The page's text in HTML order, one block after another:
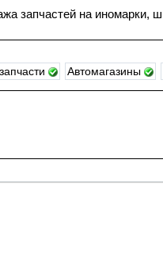
запчастей на иномарки,
Автомагазины